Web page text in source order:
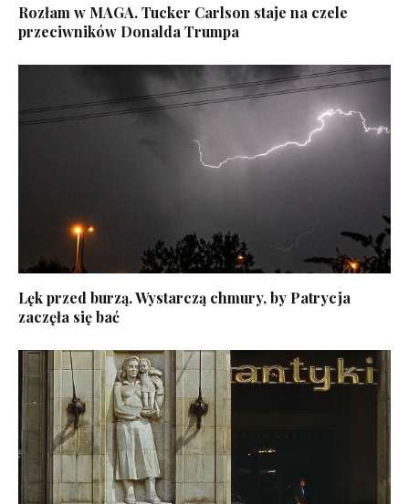
Rozłam w MAGA. Tucker Carlson staje na czele
przeciwników Donalda Trumpa
Lęk przed burzą. Wystarczą chmury, by Patrycja
zaczęła się bać